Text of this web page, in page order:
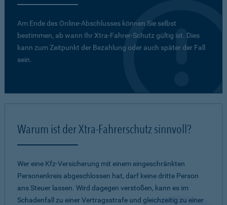
Am Ende des Online-Abschlusses können Sie selbst
bestimmen, ab wann Ihr Xtra-Fahrer-Schutz gültig ist. Dies
kann zum Zeitpunkt der Bezahlung oder auch später der Fall
sein.
Warum ist der Xtra-Fahrerschutz sinnvoll?
Wer eine Kfz-Versicherung mit einem eingeschränkten
Personenkreis abgeschlossen hat, darf keine dritte Person
ans Steuer lassen. Wird dagegen verstoßen, kann es im
Schadenfall zu einer Vertragsstrafe und gleichzeitig zu einer